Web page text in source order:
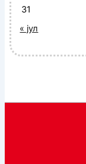
31
« јул